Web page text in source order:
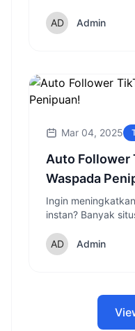
lengkap dengan
penonton dan
Admin
Mar 04, 2025
Auto Follower
Waspada
Ingin
instan? Banyak
mengejutkan dan
follower TikTok
Admin